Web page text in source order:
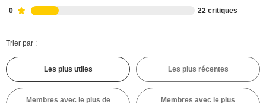
0 22 critiques
Trier par :
Les plus utiles Les plus récentes
Membres avec le plus de
Membres avec le plus